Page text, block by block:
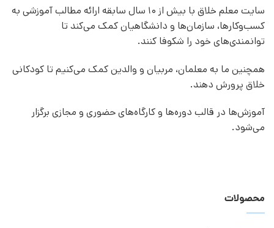
سایت معلم خلاق با بیش از 10 سال سابقه ارائه مطالب آموزشی به
کسب‌وکارها، سازمان‌ها و دانشگاهیان کمک می‌کند تا
توانمندی‌های خود را شکوفا کنند.
همچنین ما به معلمان، مربیان و والدین کمک می‌کنیم تا کودکانی
خلاق پرورش دهند.
آموزش‌ها در قالب دوره‌ها و کارگاه‌های حضوری و مجازی برگزار
می‌شود.
محصولات